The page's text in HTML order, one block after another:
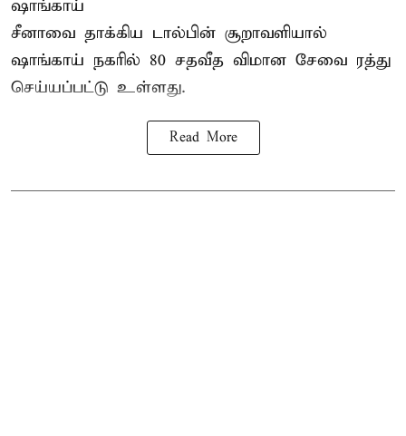
ஷாங்காய்
சீனாவை தாக்கிய டால்பின் சூறாவளியால்
ஷாங்காய் நகரில் 80 சதவீத விமான சேவை ரத்து
செய்யப்பட்டு உள்ளது.
Read More